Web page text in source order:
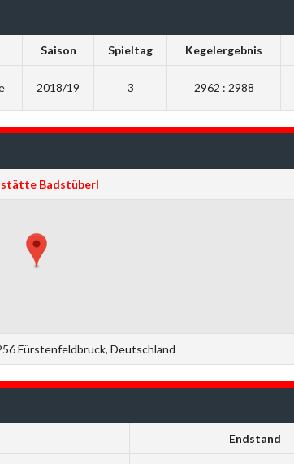
Saison Spieltag Kegelergebnis
2018/19 3 2962 : 2988
Badstüberl
Fürstenfeldbruck, Deutschland
Endstand